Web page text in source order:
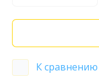
К сравнению